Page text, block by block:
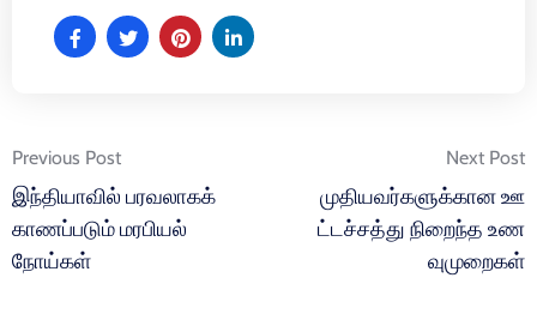
Post
navigation
Previous Post
இந்தியாவில் பரவலாகக்
காணப்படும் மரபியல்
நோய்கள்
Next Post
முதியவர்களுக்கான ஊ
ட்டச்சத்து நிறைந்த உண
வுமுறைகள்